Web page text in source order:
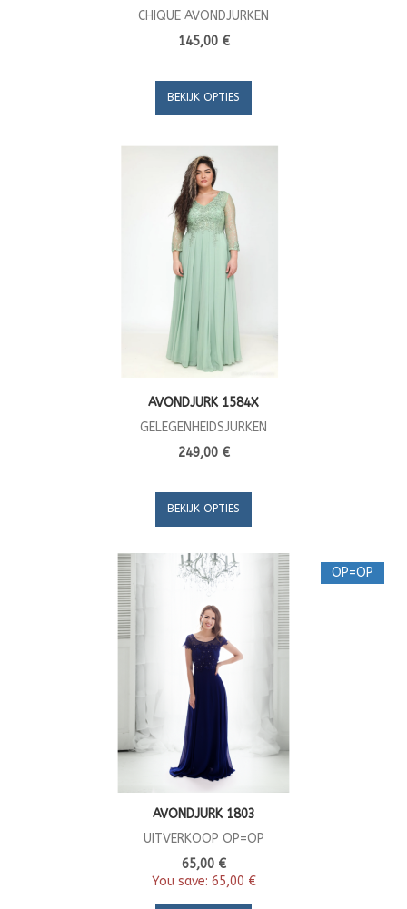
CHIQUE AVONDJURKEN
145,00 €
BEKIJK OPTIES
AVONDJURK 1584X
GELEGENHEIDSJURKEN
249,00 €
BEKIJK OPTIES
OP=OP
AVONDJURK 1803
UITVERKOOP OP=OP
65,00 €
You save: 65,00 €